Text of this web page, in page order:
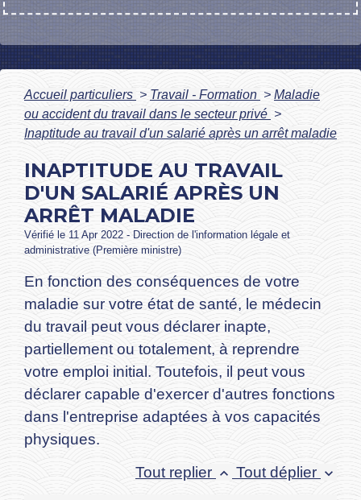
Accueil particuliers > Travail - Formation > Maladie
ou accident du travail dans le secteur privé >
Inaptitude au travail d'un salarié après un arrêt maladie
INAPTITUDE AU TRAVAIL
D'UN SALARIÉ APRÈS UN
ARRÊT MALADIE
Vérifié le 11 Apr 2022 - Direction de l'information légale et
administrative (Première ministre)
En fonction des conséquences de votre
maladie sur votre état de santé, le médecin
du travail peut vous déclarer inapte,
partiellement ou totalement, à reprendre
votre emploi initial. Toutefois, il peut vous
déclarer capable d'exercer d'autres fonctions
dans l'entreprise adaptées à vos capacités
physiques.
Tout replier keyboard_arrow_up Tout déplier keyboard_arrow_down